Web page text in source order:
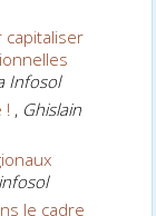
capitaliser
Infosol
! , Ghislain
le cadre